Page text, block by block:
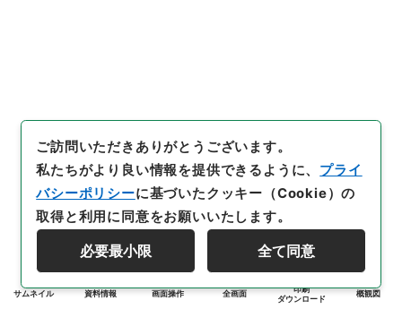
サムネイル 資料情報 画面操作 全画面
印刷
ダウンロード
概観図
ご訪問いただきありがとうございます。
私たちがより良い情報を提供できるように、 プライ
バシーポリシーに基づいたクッキー（Cookie）の
取得と利用に同意をお願いいたします。
必要最小限 全て同意